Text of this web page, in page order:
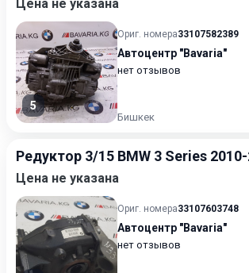
Цена не указана
5
Ориг. номера33107582389
Автоцентр "Bavaria"
нет отзывов
Бишкек
Редуктор 3/15 BMW 3 Series
Цена не указана
Ориг. номера33107603748
Автоцентр "Bavaria"
нет отзывов